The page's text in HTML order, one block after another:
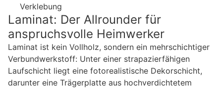
Verklebung
Laminat: Der Allrounder für
anspruchsvolle Heimwerker
Laminat ist kein Vollholz, sondern ein mehrschichtiger
Verbundwerkstoff: Unter einer strapazierfähigen
Laufschicht liegt eine fotorealistische Dekorschicht,
darunter eine Trägerplatte aus hochverdichtetem